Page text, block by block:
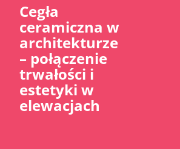
Cegła
ceramiczna w
architekturze
– połączenie
trwałości i
estetyki w
elewacjach